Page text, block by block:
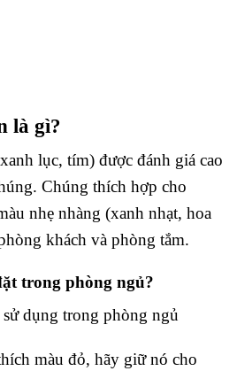
là gì?
lục, tím) được đánh giá cao
Chúng thích hợp cho
nhẹ nhàng (xanh nhạt, hoa
khách và phòng tắm.
trong phòng ngủ?
dụng trong phòng ngủ
màu đỏ, hãy giữ nó cho